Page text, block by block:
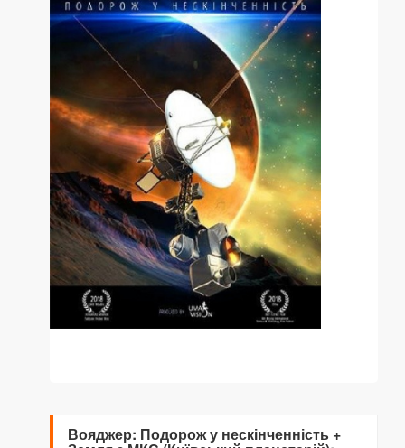
Вояджер: Подорож у нескінченність +